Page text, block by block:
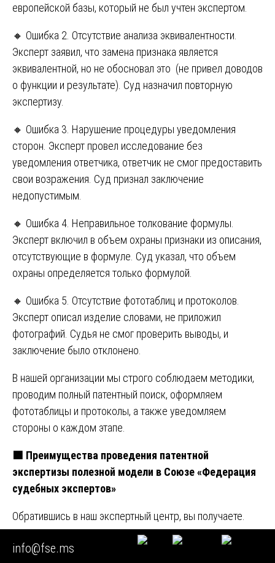
европейской базы, который не был учтен экспертом.
🔸 Ошибка 2. Отсутствие анализа эквивалентности.
Эксперт заявил, что замена признака является
эквивалентной, но не обосновал это (не привел доводов
о функции и результате). Суд назначил повторную
экспертизу.
🔸 Ошибка 3. Нарушение процедуры уведомления
сторон. Эксперт провел исследование без
уведомления ответчика, ответчик не смог предоставить
свои возражения. Суд признал заключение
недопустимым.
🔸 Ошибка 4. Неправильное толкование формулы.
Эксперт включил в объем охраны признаки из описания,
отсутствующие в формуле. Суд указал, что объем
охраны определяется только формулой.
🔸 Ошибка 5. Отсутствие фототаблиц и протоколов.
Эксперт описал изделие словами, не приложил
фотографий. Судья не смог проверить выводы, и
заключение было отклонено.
В нашей организации мы строго соблюдаем методики,
проводим полный патентный поиск, оформляем
фототаблицы и протоколы, а также уведомляем
стороны о каждом этапе.
🟩 Преимущества проведения патентной
экспертизы полезной модели в Союзе «Федерация
судебных экспертов»
Обратившись в наш экспертный центр, вы получаете.
🔸 Штатных экспертов-патентоведов с высшим
info@fse.ms